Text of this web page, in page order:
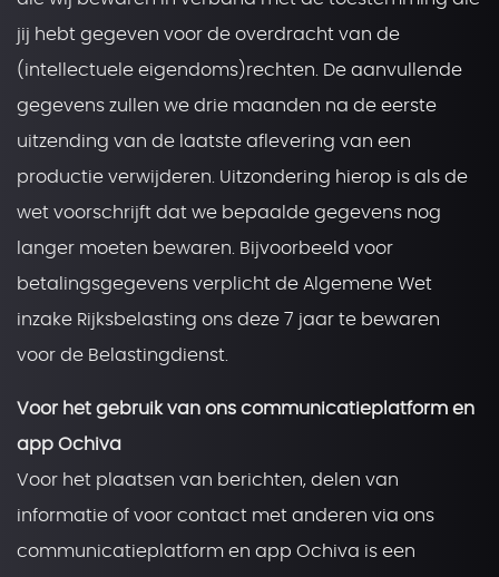
jij hebt gegeven voor de overdracht van de
(intellectuele eigendoms)rechten. De aanvullende
gegevens zullen we drie maanden na de eerste
uitzending van de laatste aflevering van een
productie verwijderen. Uitzondering hierop is als de
wet voorschrijft dat we bepaalde gegevens nog
langer moeten bewaren. Bijvoorbeeld voor
betalingsgegevens verplicht de Algemene Wet
inzake Rijksbelasting ons deze 7 jaar te bewaren
voor de Belastingdienst.
Voor het gebruik van ons communicatieplatform en
app Ochiva
Voor het plaatsen van berichten, delen van
informatie of voor contact met anderen via ons
communicatieplatform en app Ochiva is een